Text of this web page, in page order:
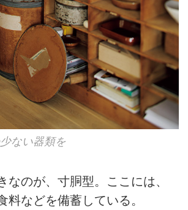
ない器類を
なのが、寸胴型。ここには、
料などを備蓄している。